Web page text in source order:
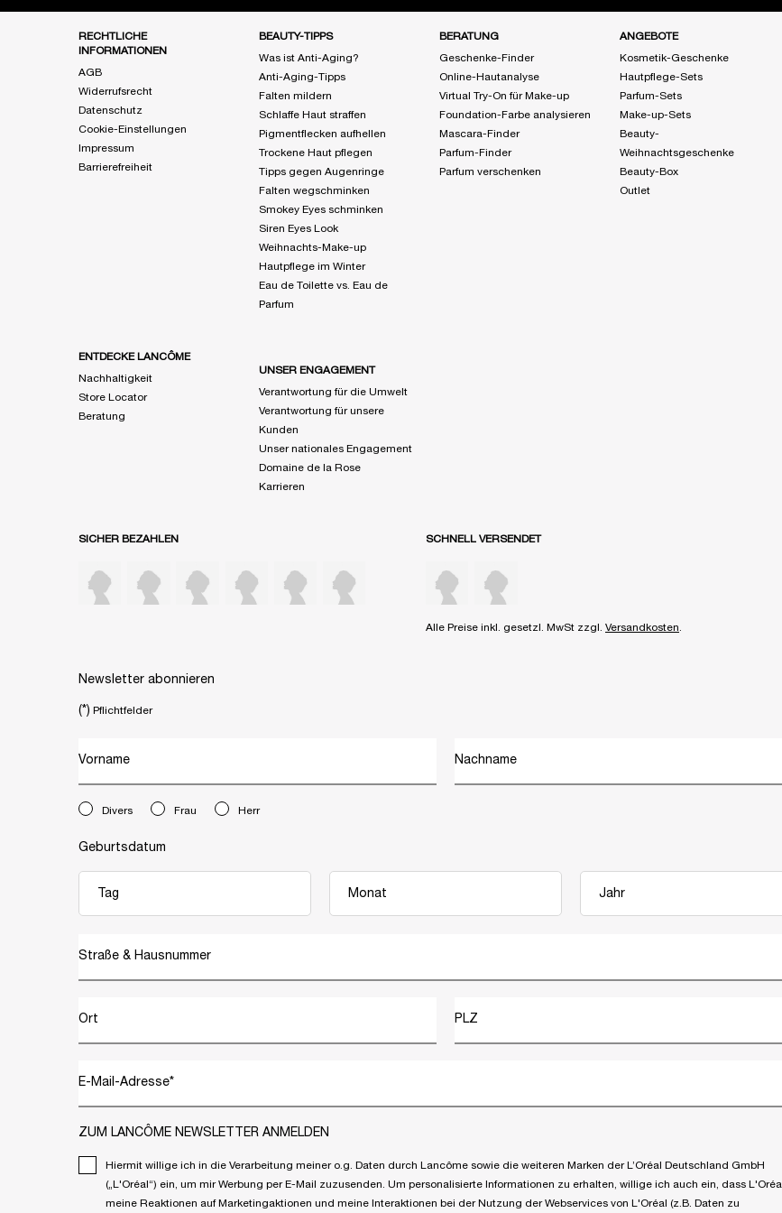
RECHTLICHE
INFORMATIONEN
AGB
Widerrufsrecht
Datenschutz
Cookie-Einstellungen
Impressum
Barrierefreiheit
BEAUTY-TIPPS
Was ist Anti-Aging?
Anti-Aging-Tipps
Falten mildern
Schlaffe Haut straffen
Pigmentflecken aufhellen
Trockene Haut pflegen
Tipps gegen Augenringe
Falten wegschminken
Smokey Eyes schminken
Siren Eyes Look
Weihnachts-Make-up
Hautpflege im Winter
Eau de Toilette vs. Eau de
Parfum
BERATUNG
Geschenke-Finder
Online-Hautanalyse
Virtual Try-On für Make-up
Foundation-Farbe analysieren
Mascara-Finder
Parfum-Finder
Parfum verschenken
ANGEBOTE
Kosmetik-Geschenke
Hautpflege-Sets
Parfum-Sets
Make-up-Sets
Beauty-
Weihnachtsgeschenke
Beauty-Box
Outlet
ENTDECKE LANCÔME
Nachhaltigkeit
Store Locator
Beratung
UNSER ENGAGEMENT
Verantwortung für die Umwelt
Verantwortung für unsere
Kunden
Unser nationales Engagement
Domaine de la Rose
Karrieren
SICHER BEZAHLEN SCHNELL VERSENDET
Alle Preise inkl. gesetzl. MwSt zzgl. Versandkosten
Newsletter abonnieren
(*) Pflichtfelder
Vorname Nachname
newslettersignup.title.legend
Divers Frau Herr
Geburtsdatum
Straße & Hausnummer
Ort PLZ
E-Mail-Adresse*
ZUM LANCÔME NEWSLETTER ANMELDEN
Hiermit willige ich in die Verarbeitung meiner o.g. Daten durch Lancôme sowie die weiteren Marken der L’Oréal Deutschland GmbH
(„L'Oréal“) ein, um mir Werbung per E-Mail zuzusenden. Um personalisierte Informationen zu erhalten, willige ich auch ein, dass L'Oréal
meine Reaktionen auf Marketingaktionen und meine Interaktionen bei der Nutzung der Webservices von L'Oréal (z.B. Daten zu